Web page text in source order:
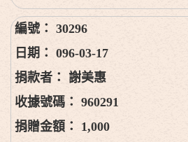
30296
096-03-17
謝美惠
960291
1,000